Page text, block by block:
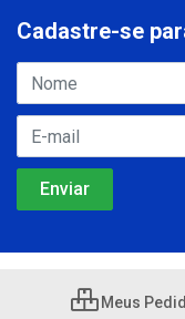
Cadastre-se
Meus